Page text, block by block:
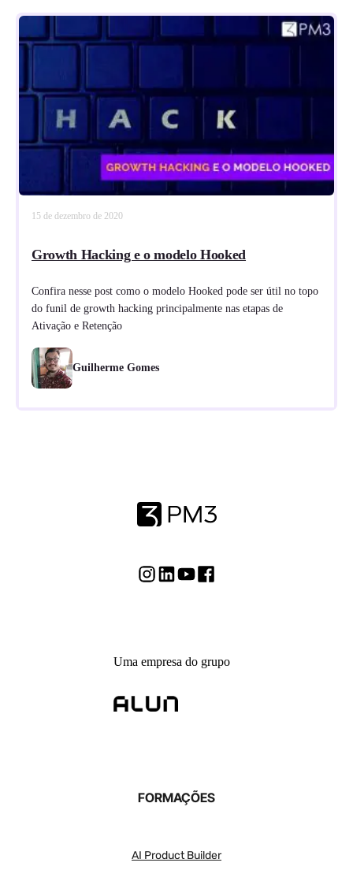
15 de dezembro de 2020
Growth Hacking e o modelo Hooked
Confira nesse post como o modelo Hooked pode ser útil no topo
do funil de growth hacking principalmente nas etapas de
Ativação e Retenção
Guilherme Gomes
Uma empresa do grupo
FORMAÇÕES
AI Product Builder